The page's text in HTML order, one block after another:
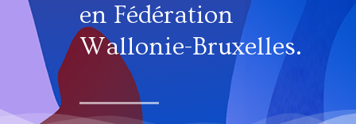
en Fédération
Wallonie-Bruxelles.